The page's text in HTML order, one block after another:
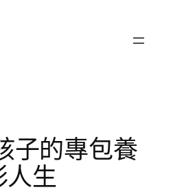
子的專包養
人生